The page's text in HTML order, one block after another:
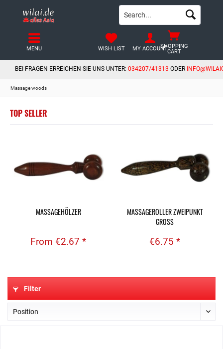
BEI FRAGEN ERREICHEN SIE UNS UNTER: 034207/41313 ODER
SHOPPING
CART
WISH LIST MY ACCOUNT
MENU
Massage woods
TOP SELLER
MASSAGEHÖLZER
From €2.67 *
MASSAGEROLLER ZWEIPUNKT
GROSS
€6.75 *
Filter